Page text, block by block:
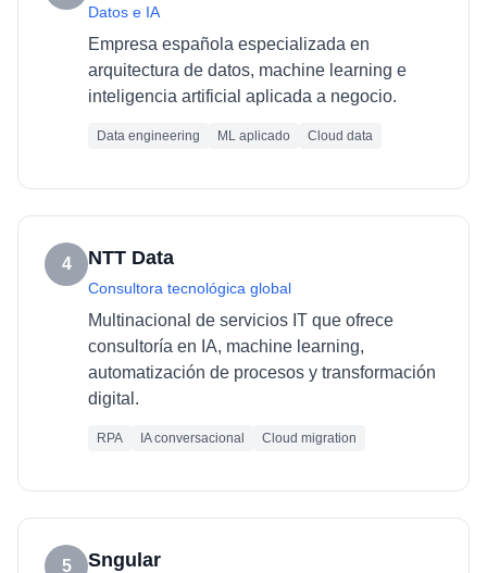
Datos e IA
Empresa española especializada en
arquitectura de datos, machine learning e
inteligencia artificial aplicada a negocio.
Data engineering ML aplicado Cloud data
4 NTT Data
Consultora tecnológica global
Multinacional de servicios IT que ofrece
consultoría en IA, machine learning,
automatización de procesos y transformación
digital.
RPA IA conversacional Cloud migration
5 Sngular